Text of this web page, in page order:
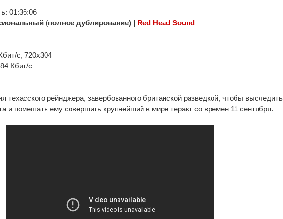
01:36:06
(полное дублирование) | Red Head Sound
с, 720x304
Кбит/с
техасского рейнджера, завербованного британской разведкой, чтобы выследить
и помешать ему совершить крупнейший в мире теракт со времен 11 сентября.